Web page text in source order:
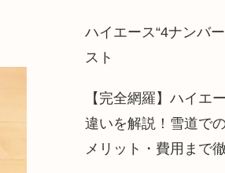
ハイエース“4ナンバ
スト
【完全網羅】ハイエ
違いを解説！雪道で
メリット・費用まで